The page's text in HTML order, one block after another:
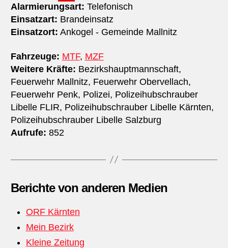
Alarmierungsart: Telefonisch
Einsatzart: Brandeinsatz
Einsatzort: Ankogel - Gemeinde Mallnitz
Fahrzeuge: MTF, MZF
Weitere Kräfte: Bezirkshauptmannschaft,
Feuerwehr Mallnitz, Feuerwehr Obervellach,
Feuerwehr Penk, Polizei, Polizeihubschrauber
Libelle FLIR, Polizeihubschrauber Libelle Kärnten,
Polizeihubschrauber Libelle Salzburg
Aufrufe: 852
Berichte von anderen Medien
ORF Kärnten
Mein Bezirk
Kleine Zeitung